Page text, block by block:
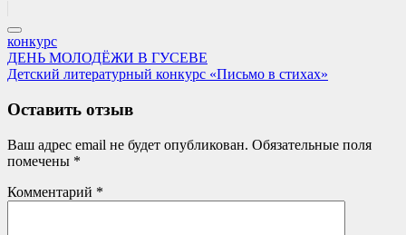
конкурс
Навигация
по
записям
Previous
Post:
ДЕНЬ МОЛОДЁЖИ В ГУСЕВЕ
Next
Детский литературный конкурс «Письмо в стихах»
Оставить отзыв
Ваш адрес email не будет опубликован. Обязательные поля
помечены *
Комментарий *